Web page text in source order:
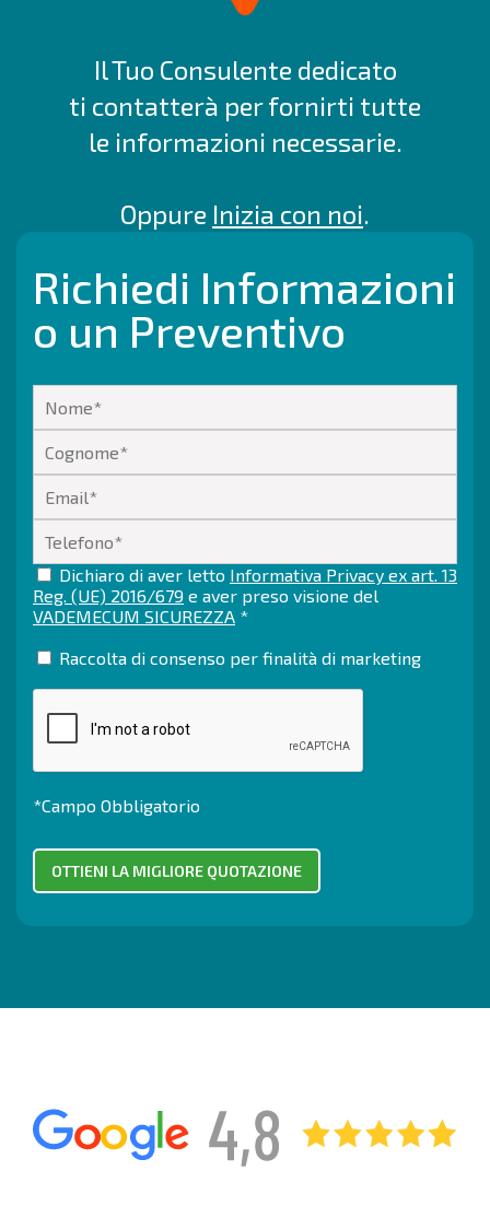
Il Tuo Consulente dedicato
ti contatterà per fornirti tutte
le informazioni necessarie.
Oppure Inizia con noi.
Richiedi Informazioni
o un Preventivo
Dichiaro di aver letto Informativa Privacy ex art. 13
Reg. (UE) 2016/679 e aver preso visione del
VADEMECUM SICUREZZA *
Raccolta di consenso per finalità di marketing
*Campo Obbligatorio